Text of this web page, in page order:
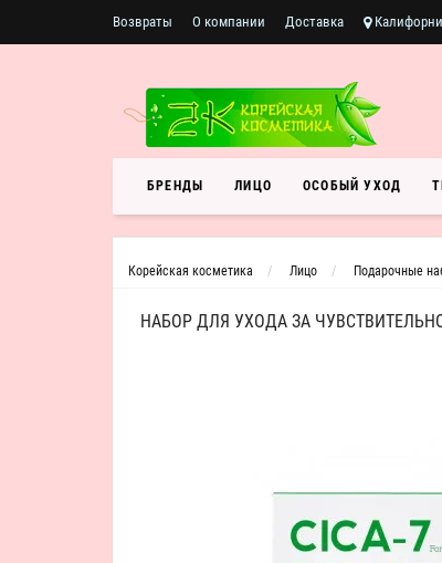
Возвраты О компании Доставка
БРЕНДЫ ЛИЦО ОСОБЫЙ УХОД
Корейская косметика Лицо Подарочные
НАБОР ДЛЯ УХОДА ЗА